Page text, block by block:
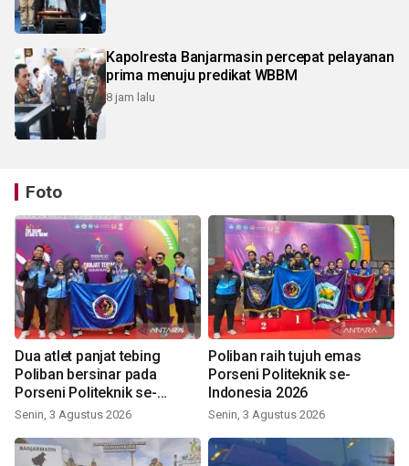
Kapolresta Banjarmasin percepat pelayanan
prima menuju predikat WBBM
8 jam lalu
Foto
Dua atlet panjat tebing
Poliban bersinar pada
Porseni Politeknik se-
Indonesia 2026
Senin, 3 Agustus 2026
Poliban raih tujuh emas
Porseni Politeknik se-
Indonesia 2026
Senin, 3 Agustus 2026